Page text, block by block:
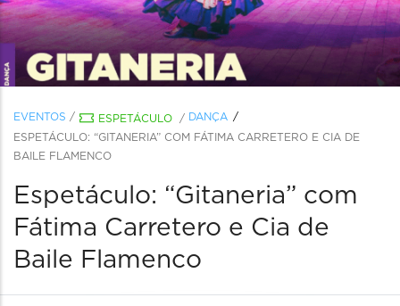
EVENTOS / ESPETÁCULO / DANÇA
ESPETÁCULO: “GITANERIA” COM FÁTIMA CARRETERO E CIA DE
BAILE FLAMENCO
Espetáculo: “Gitaneria” com
Fátima Carretero e Cia de
Baile Flamenco